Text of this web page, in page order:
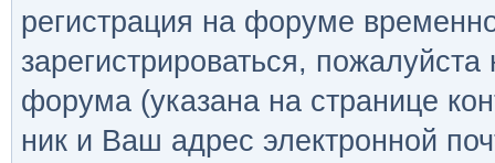
регистрация на форуме
зарегистрироваться,
форума (указана на странице
ник и Ваш адрес электронной